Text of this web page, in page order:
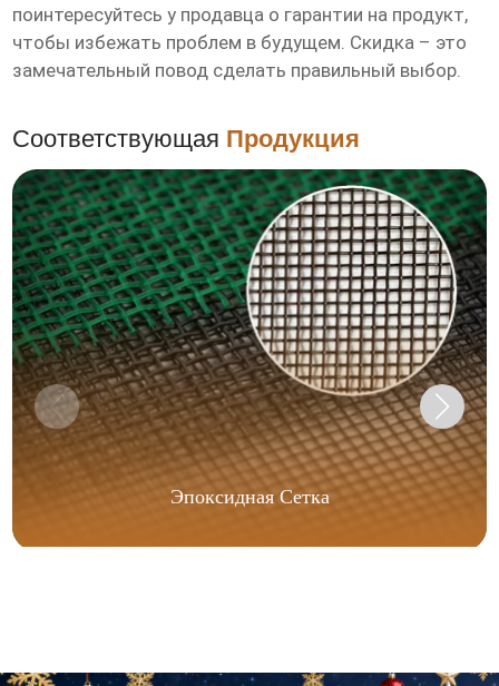
поинтересуйтесь у продавца о гарантии на продукт,
чтобы избежать проблем в будущем. Скидка – это
замечательный повод сделать правильный выбор.
Соответствующая Продукция
Эпоксидная Сетка